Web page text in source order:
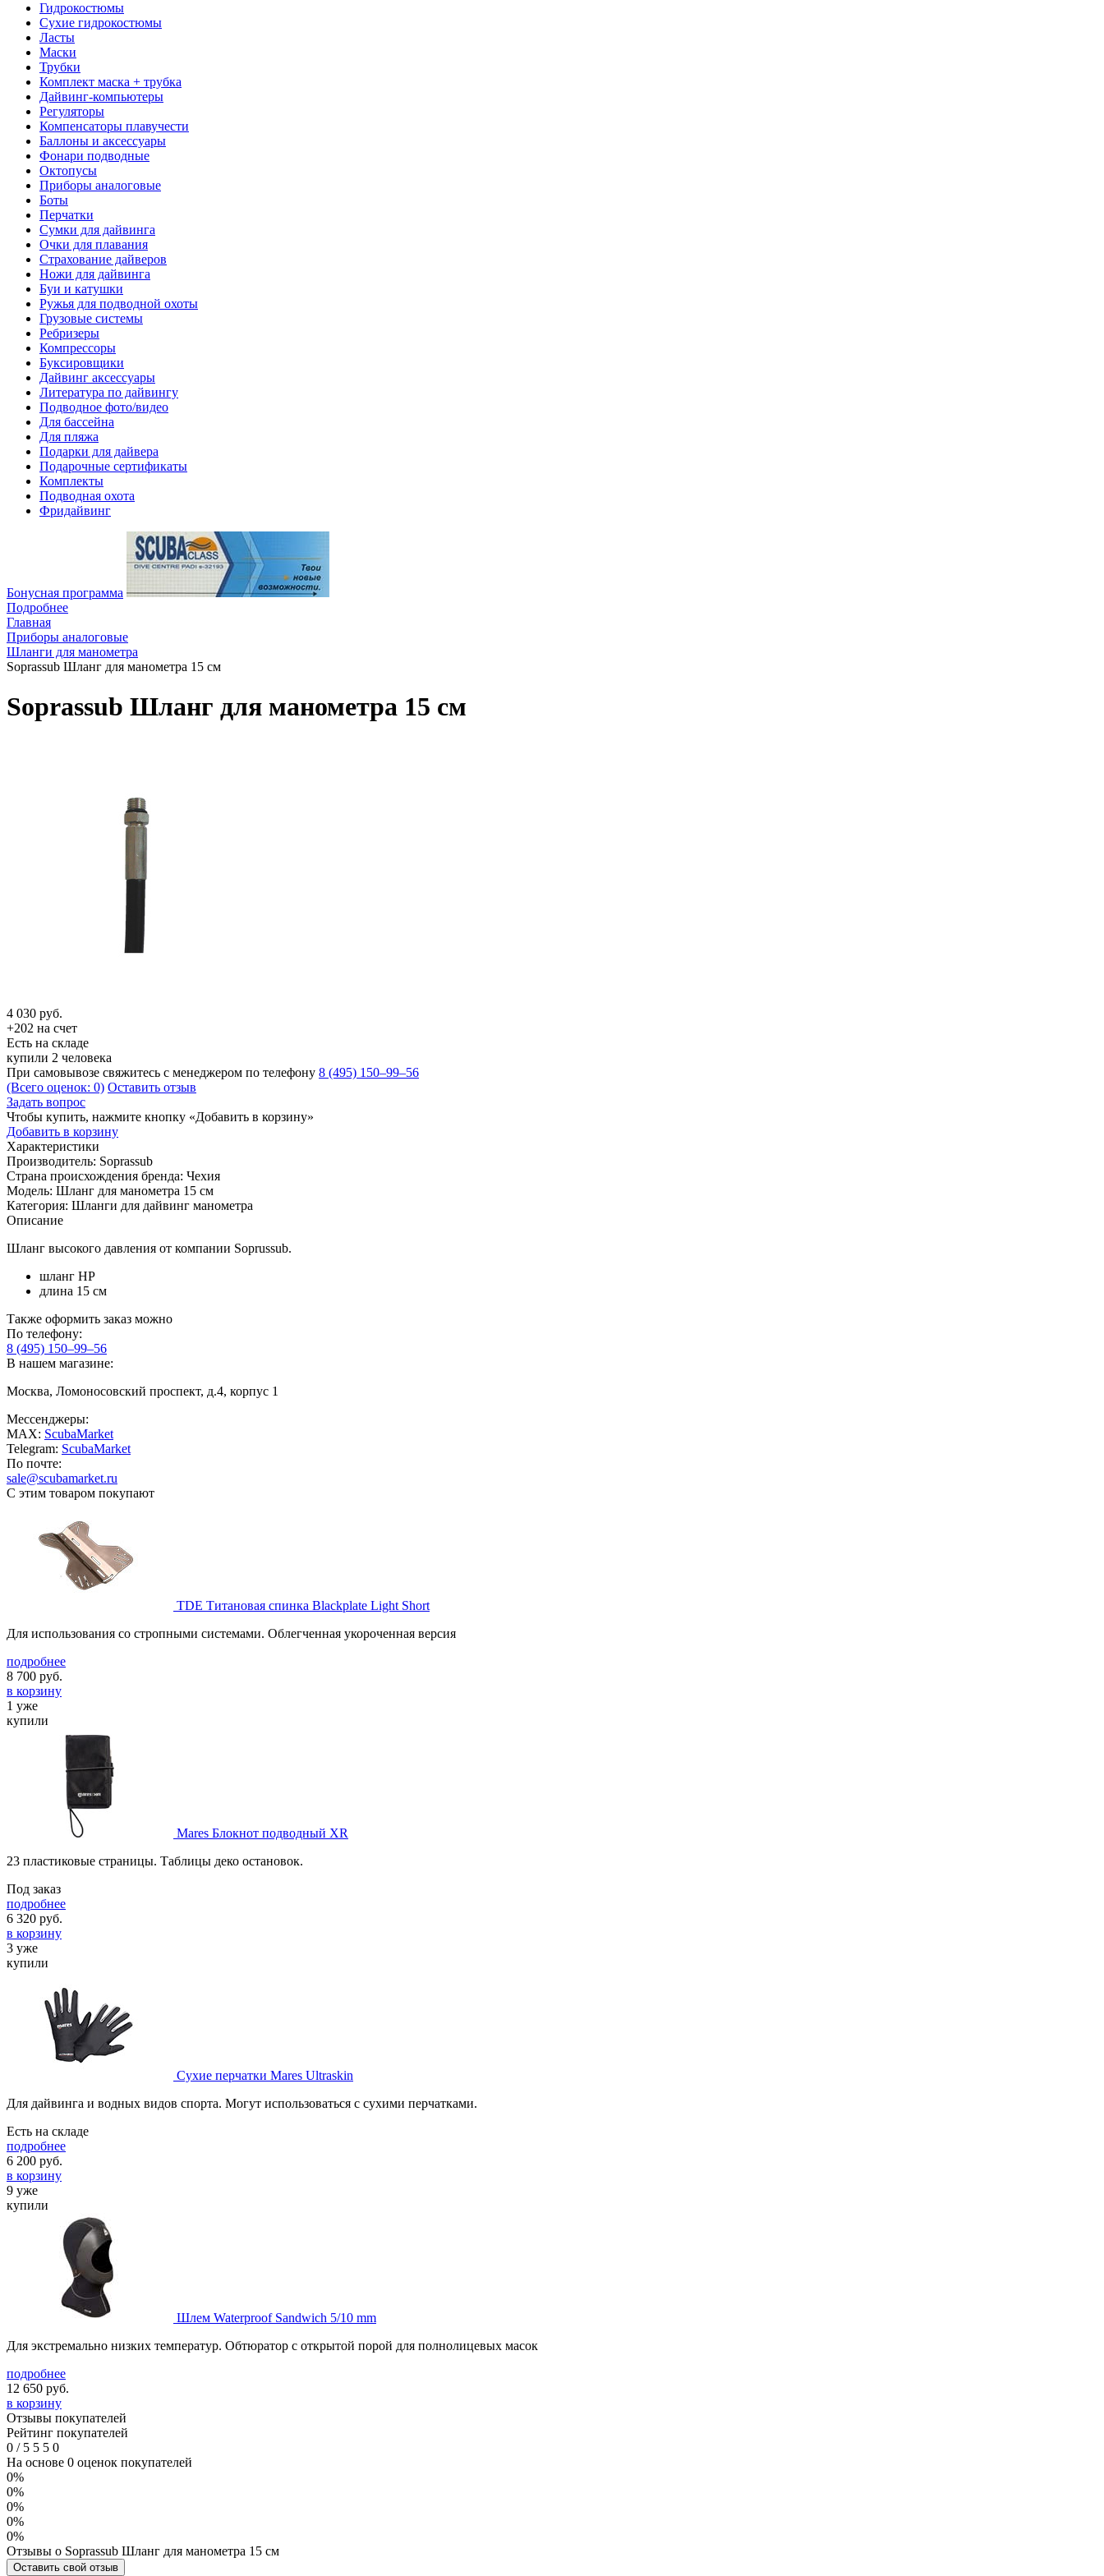
Гидрокостюмы
Сухие гидрокостюмы
Ласты
Маски
Трубки
Комплект маска + трубка
Дайвинг-компьютеры
Регуляторы
Компенсаторы плавучести
Баллоны и аксессуары
Фонари подводные
Октопусы
Приборы аналоговые
Боты
Перчатки
Сумки для дайвинга
Очки для плавания
Страхование дайверов
Ножи для дайвинга
Буи и катушки
Ружья для подводной охоты
Грузовые системы
Ребризеры
Компрессоры
Буксировщики
Дайвинг аксессуары
Литература по дайвингу
Подводное фото/видео
Для бассейна
Для пляжа
Подарки для дайвера
Подарочные сертификаты
Комплекты
Подводная охота
Фридайвинг
Бонусная программа
Подробнее
Главная
Приборы аналоговые
Шланги для манометра
Soprassub Шланг для манометра 15 см
Soprassub Шланг для манометра 15 см
4 030 руб.
+202 на счет
Есть на складе
купили 2 человека
При самовывозе свяжитесь с менеджером по телефону 8 (495) 150–99–56
(Всего оценок: 0) Оставить отзыв
Задать вопрос
Чтобы купить, нажмите кнопку «Добавить в корзину»
Добавить в корзину
Характеристики
Производитель: Soprassub
Страна происхождения бренда: Чехия
Модель: Шланг для манометра 15 см
Категория: Шланги для дайвинг манометра
Описание
Шланг высокого давления от компании Soprussub.
шланг HP
длина 15 см
Также оформить заказ можно
По телефону:
8 (495) 150–99–56
В нашем магазине:
Москва, Ломоносовский проспект, д.4, корпус 1
Мессенджеры:
MAX: ScubaMarket
Telegram: ScubaMarket
По почте:
sale@scubamarket.ru
С этим товаром покупают
TDE Титановая спинка Blackplate Light Short
Для использования со стропными системами. Облегченная укороченная версия
подробнее
8 700 руб.
в корзину
1 уже
купили
Mares Блокнот подводный XR
23 пластиковые страницы. Таблицы деко остановок.
Под заказ
подробнее
6 320 руб.
в корзину
3 уже
купили
Сухие перчатки Mares Ultraskin
Для дайвинга и водных видов спорта. Могут использоваться с сухими перчатками.
Есть на складе
подробнее
6 200 руб.
в корзину
9 уже
купили
Шлем Waterproof Sandwich 5/10 mm
Для экстремально низких температур. Обтюратор с открытой порой для полнолицевых масок
подробнее
12 650 руб.
в корзину
Отзывы покупателей
Рейтинг покупателей
0 /5 5 5 0
На основе 0 оценок покупателей
0%
0%
0%
0%
0%
Отзывы о Soprassub Шланг для манометра 15 см
Оставить свой отзыв